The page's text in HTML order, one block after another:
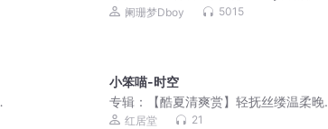
多人剧
阑珊梦Dboy 5015
小笨喵-时空
专辑：
【酷夏清爽赏】轻抚丝缕温柔晚
风 红居堂 21